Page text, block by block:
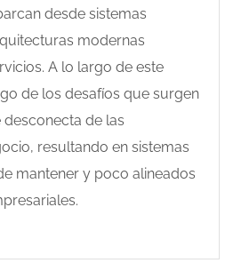
desde sistemas
modernas
A lo largo de este
de los desafíos que surgen
de las
resultando en sistemas
mantener y poco alineados